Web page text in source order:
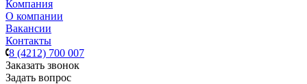
Компания
О компании
Вакансии
Контакты
8 (4212) 700 007
Заказать звонок
Задать вопрос